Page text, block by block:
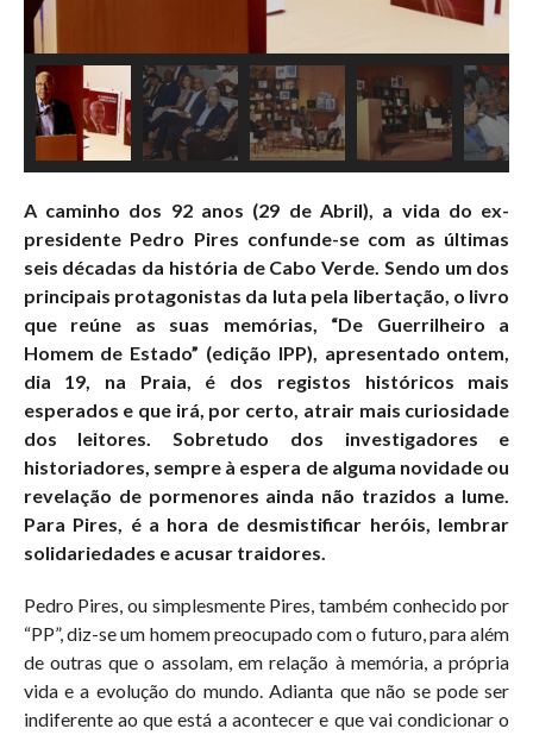
A caminho dos 92 anos (29 de Abril), a vida do ex-
presidente Pedro Pires confunde-se com as últimas
seis décadas da história de Cabo Verde. Sendo um dos
principais protagonistas da luta pela libertação, o livro
que reúne as suas memórias, “De Guerrilheiro a
Homem de Estado” (edição IPP), apresentado ontem,
dia 19, na Praia, é dos registos históricos mais
esperados e que irá, por certo, atrair mais curiosidade
dos leitores. Sobretudo dos investigadores e
historiadores, sempre à espera de alguma novidade ou
revelação de pormenores ainda não trazidos a lume.
Para Pires, é a hora de desmistificar heróis, lembrar
solidariedades e acusar traidores.
Pedro Pires, ou simplesmente Pires, também conhecido por
“PP”, diz-se um homem preocupado com o futuro, para além
de outras que o assolam, em relação à memória, a própria
vida e a evolução do mundo. Adianta que não se pode ser
indiferente ao que está a acontecer e que vai condicionar o